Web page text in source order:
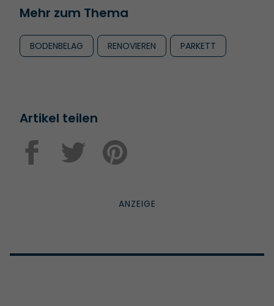
Mehr zum Thema
BODENBELAG RENOVIEREN PARKETT
Artikel teilen